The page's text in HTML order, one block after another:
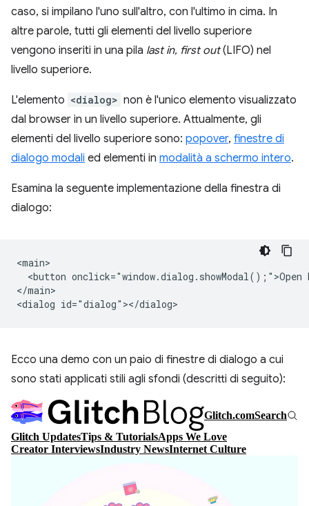
caso, si impilano l'uno sull'altro, con l'ultimo in cima. In
altre parole, tutti gli elementi del livello superiore
vengono inseriti in una pila last in, first out(LIFO) nel
livello superiore.
L'elemento <dialog> non è l'unico elemento visualizzato
dal browser in un livello superiore. Attualmente, gli
elementi del livello superiore sono: popover, finestre di
dialogo modali ed elementi in modalità a schermo intero.
Esamina la seguente implementazione della finestra di
dialogo:
<main>
<button onclick="window.dialog.showModal();">Open
</main>
Ecco una demo con un paio di finestre di dialogo a cui
sono stati applicati stili agli sfondi (descritti di seguito):